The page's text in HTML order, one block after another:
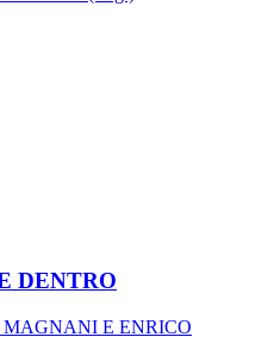
DENTRO
E ENRICO